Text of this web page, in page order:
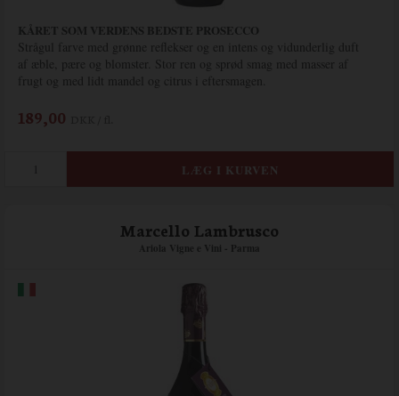
KÅRET SOM VERDENS BEDSTE PROSECCO
Strågul farve med grønne reflekser og en intens og vidunderlig duft
af æble, pære og blomster. Stor ren og sprød smag med masser af
frugt og med lidt mandel og citrus i eftersmagen.
189,00
Marcello Lambrusco
Ariola Vigne e Vini - Parma